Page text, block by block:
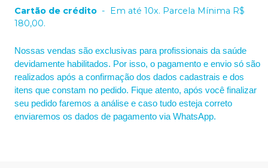
Cartão de crédito - Em até 10x. Parcela Mínima R$
180,00.
Nossas vendas são exclusivas para profissionais da saúde
devidamente habilitados. Por isso, o pagamento e envio só são
realizados após a confirmação dos dados cadastrais e dos
itens que constam no pedido. Fique atento, após você finalizar
seu pedido faremos a análise e caso tudo esteja correto
enviaremos os dados de pagamento via WhatsApp.